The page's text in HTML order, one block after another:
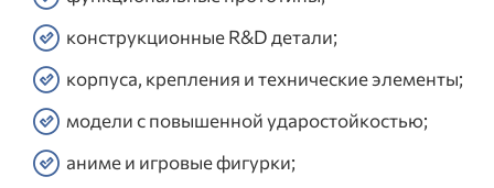
конструкционные R&D детали;
корпуса, крепления и технические элементы;
модели с повышенной ударостойкостью;
аниме и игровые фигурки;